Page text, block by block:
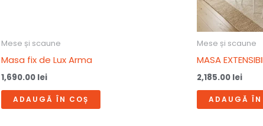
Mese și scaune
Masa fix de Lux Arma
1,690.00 lei
ADAUGĂ ÎN COȘ
Mese și scaune
MASA
2,185.00 lei
ADAUGĂ ÎN